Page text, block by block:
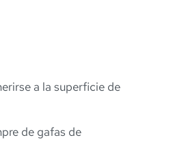
a la superficie de
de gafas de